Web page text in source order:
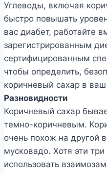
Углеводы, включая
быстро повышать
вас диабет, работайте
зарегистрированным
сертифицированным
чтобы определить,
коричневый сахар в
Разновидности
Коричневый сахар
темно-коричневым.
очень похож на другой
мусковадо. Хотя эти
использовать